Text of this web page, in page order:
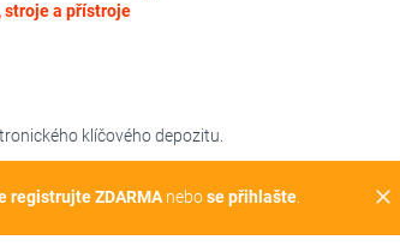
stroje a přístroje
klíčového depozitu.
clear
registrujte ZDARMAnebose přihlašte.